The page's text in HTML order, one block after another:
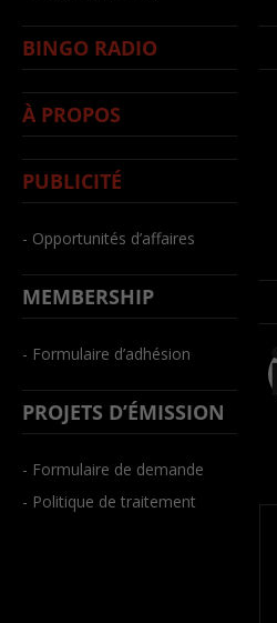
BINGO RADIO
À PROPOS
PUBLICITÉ
- Opportunités d’affaires
MEMBERSHIP
- Formulaire d’adhésion
PROJETS D’ÉMISSION
- Formulaire de demande
- Politique de traitement